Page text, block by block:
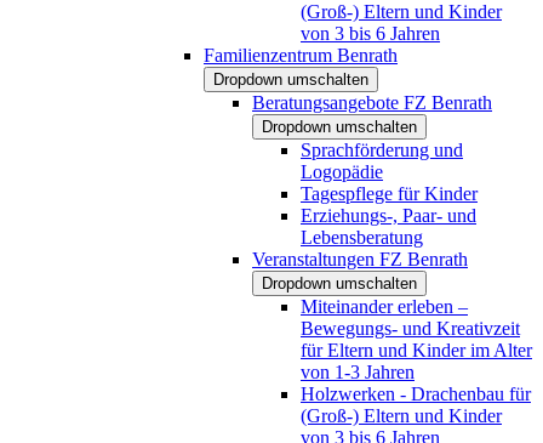
(Groß-) Eltern und Kinder
von 3 bis 6 Jahren
Familienzentrum Benrath
Dropdown umschalten
Beratungsangebote FZ Benrath
Dropdown umschalten
Sprachförderung und
Logopädie
Tagespflege für Kinder
Erziehungs-, Paar- und
Lebensberatung
Veranstaltungen FZ Benrath
Dropdown umschalten
Miteinander erleben –
Bewegungs- und Kreativzeit
für Eltern und Kinder im Alter
von 1-3 Jahren
Holzwerken - Drachenbau für
(Groß-) Eltern und Kinder
von 3 bis 6 Jahren